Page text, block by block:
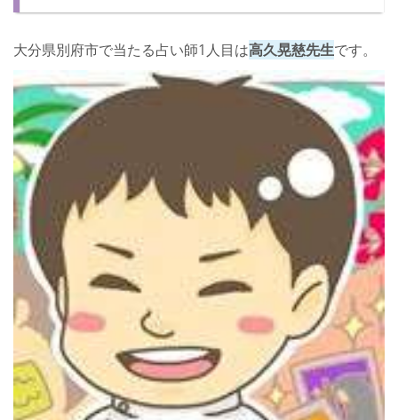
大分県別府市で当たる占い師1人目は高久晃慈先生です。